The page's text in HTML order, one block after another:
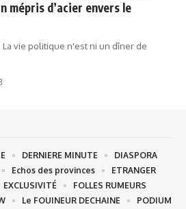
mépris d’acier envers le
La vie politique n'est ni un dîner de
DERNIERE MINUTE
DIASPORA
Echos des provinces
ETRANGER
EXCLUSIVITÉ
FOLLES RUMEURS
Le FOUINEUR DECHAINE PODIUM